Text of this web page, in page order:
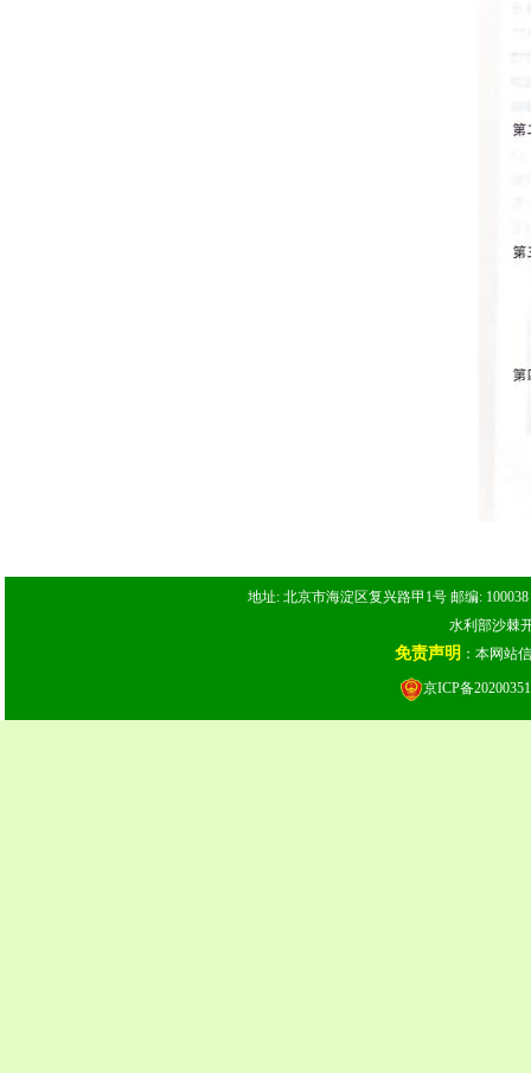
地址: 北京市海淀区复兴路甲1号 邮编:
水利部沙棘
免责声明 ：本网站
京ICP备